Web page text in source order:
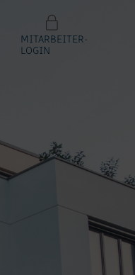
MITARBEITER-
LOGIN